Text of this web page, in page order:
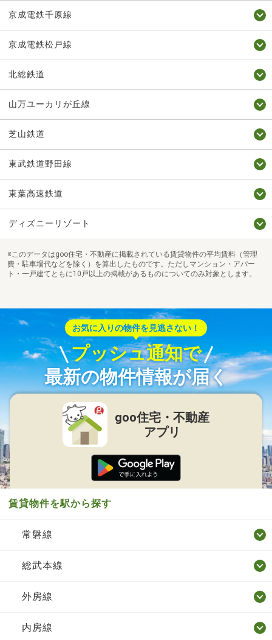
京成電鉄千原線
京成電鉄松戸線
北総鉄道
山万ユーカリが丘線
芝山鉄道
東武鉄道野田線
東葉高速鉄道
ディズニーリゾート
※このデータはgoo住宅・不動産に掲載されている賃貸物件の平均賃料（管理
費・駐車場代などを除く）を算出したものです。ただしマンション・アパー
ト・一戸建てともに10戸以上の掲載があるものについてのみ対象とします。
お気に入りの物件を見逃さない！
プッシュ通知で
最新の物件情報が届く
goo住宅・不動産
アプリ
賃貸物件を駅から探す
常磐線
総武本線
外房線
内房線